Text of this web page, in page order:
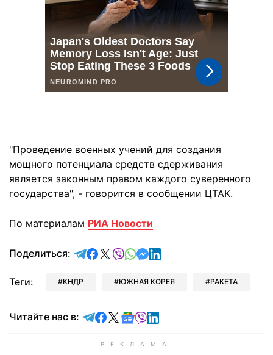
"Проведение военных учений для создания
мощного потенциала средств сдерживания
является законным правом каждого суверенного
государства", - говорится в сообщении ЦТАК.
По материалам РИА Новости
Поделиться: отправить в Telegram
поделиться в Facebook
поделиться в X
отправить в Viber
отправить в Whatsapp
отправить в Messenger
отправить в LinkedIn
Теги: КНДР ЮЖНАЯ КОРЕЯ РАКЕТА
Читайте нас в: Читайте в Telegram
Читайте в Facebook
Читайте в X
Читайте в Google news
Читайте в Viber
Читайте в LinkedIn